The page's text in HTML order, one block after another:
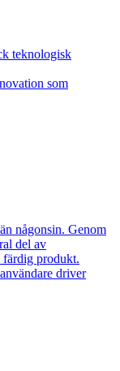
teknologisk
som
någonsin. Genom
del av
färdig produkt.
driver